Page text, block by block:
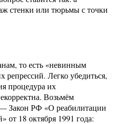
стенки или тюрьмы с точки
то есть «невинным
Легко убедиться,
процедура их
Возьмём
Закон РФ «О реабилитации
от 18 октября 1991 года: